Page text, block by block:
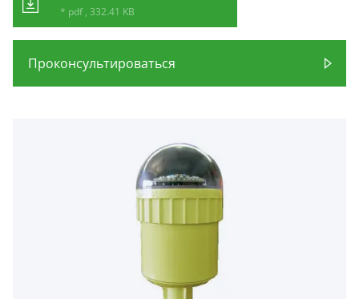
* pdf , 332.41 KB
Проконсультироваться